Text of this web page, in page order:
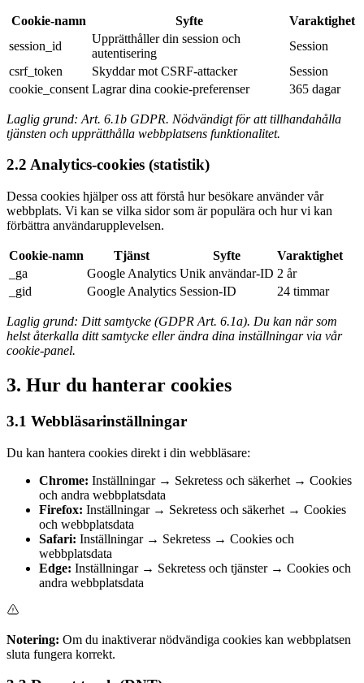
Cookie-namn Syfte
Varaktighet
session_id
Upprätthåller din session och
autentisering
Session
csrf_token
Skyddar mot CSRF-attacker
Session
cookie_consent Lagrar dina cookie-preferenser 365 dagar
Laglig grund: Art. 6.1b GDPR. Nödvändigt för att tillhandahålla
tjänsten och upprätthålla webbplatsens funktionalitet.
2.2 Analytics-cookies (statistik)
Dessa cookies hjälper oss att förstå hur besökare använder vår
webbplats. Vi kan se vilka sidor som är populära och hur vi kan
förbättra användarupplevelsen.
Cookie-namn Tjänst Syfte
Varaktighet
_ga
Google Analytics Unik användar-ID 2 år
_gid
Google Analytics Session-ID 24 timmar
Laglig grund: Ditt samtycke (GDPR Art. 6.1a). Du kan när som
helst återkalla ditt samtycke eller ändra dina inställningar via vår
cookie-panel.
3. Hur du hanterar cookies
3.1 Webbläsarinställningar
Du kan hantera cookies direkt i din webbläsare:
Chrome: Inställningar → Sekretess och säkerhet → Cookies
och andra webbplatsdata
Firefox: Inställningar → Sekretess och säkerhet → Cookies
och webbplatsdata
Safari: Inställningar → Sekretess → Cookies och
webbplatsdata
Edge: Inställningar → Sekretess och tjänster → Cookies och
andra webbplatsdata
Notering: Om du inaktiverar nödvändiga cookies kan webbplatsen
sluta fungera korrekt.